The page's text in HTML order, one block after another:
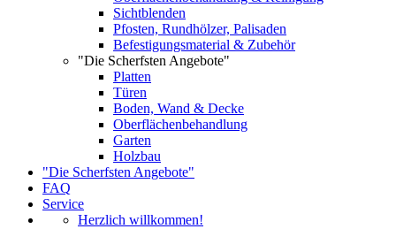
Sichtblenden
Pfosten, Rundhölzer, Palisaden
Befestigungsmaterial & Zubehör
"Die Scherfsten Angebote"
Platten
Türen
Boden, Wand & Decke
Oberflächenbehandlung
Garten
Holzbau
"Die Scherfsten Angebote"
FAQ
Service
Herzlich willkommen!